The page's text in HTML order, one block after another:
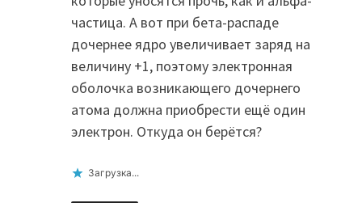
частица. А вот при бета-распаде
дочернее ядро увеличивает заряд на
величину +1, поэтому электронная
оболочка возникающего дочернего
атома должна приобрести ещё один
электрон. Откуда он берётся?
Загрузка...